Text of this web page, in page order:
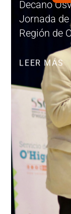
Decano
Jornada
Región de
LEER MÁS